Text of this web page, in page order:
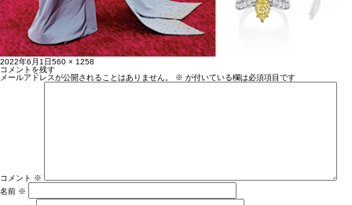
投
稿
日:
2022年6月1日フ
ル
サ
イ
560 × 1258
コメントを残す
メールアドレスが公開されることはありません。
※ が付いている欄は必須項目です
コメント ※
名前 ※